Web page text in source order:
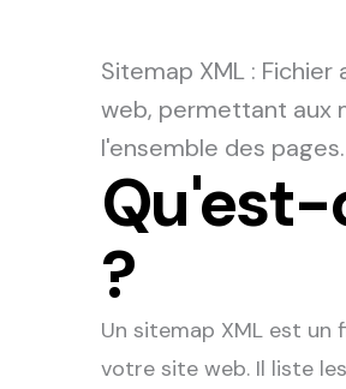
Sitemap XML : Fichier
web, permettant aux
l'ensemble des pages.
Qu'est-
?
Un sitemap XML est
votre site web. Il liste